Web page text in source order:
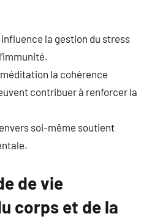
la gestion du stress
la cohérence
contribuer à renforcer la
soi-même soutient
de vie
corps et de la